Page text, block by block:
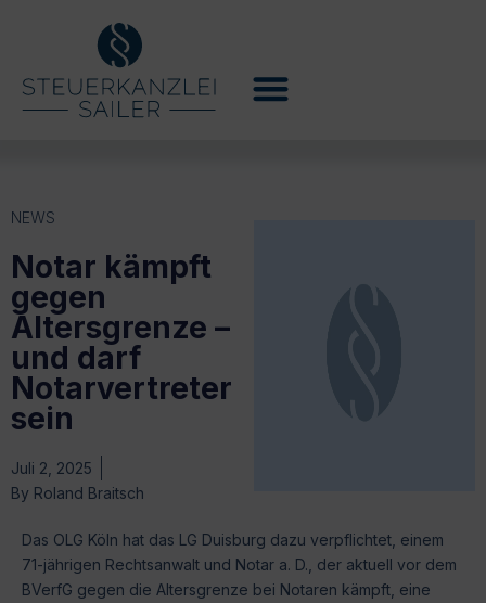
NEWS
Notar kämpft
gegen
Altersgrenze –
und darf
Notarvertreter
sein
Juli 2, 2025
By Roland Braitsch
Das OLG Köln hat das LG Duisburg dazu verpflichtet, einem
71-jährigen Rechtsanwalt und Notar a. D., der aktuell vor dem
BVerfG gegen die Altersgrenze bei Notaren kämpft, eine